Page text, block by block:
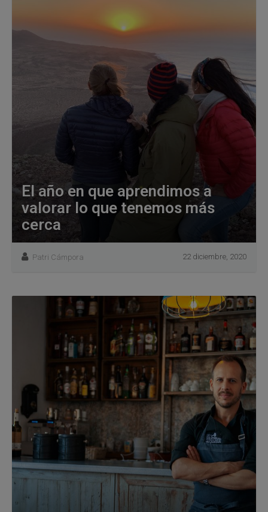
El año en que aprendimos a
valorar lo que tenemos más
cerca
Patri Cámpora 22 diciembre, 2020